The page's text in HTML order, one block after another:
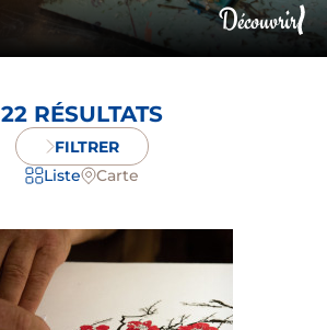
Découvrir
22 RÉSULTATS
FILTRER
Liste
Carte